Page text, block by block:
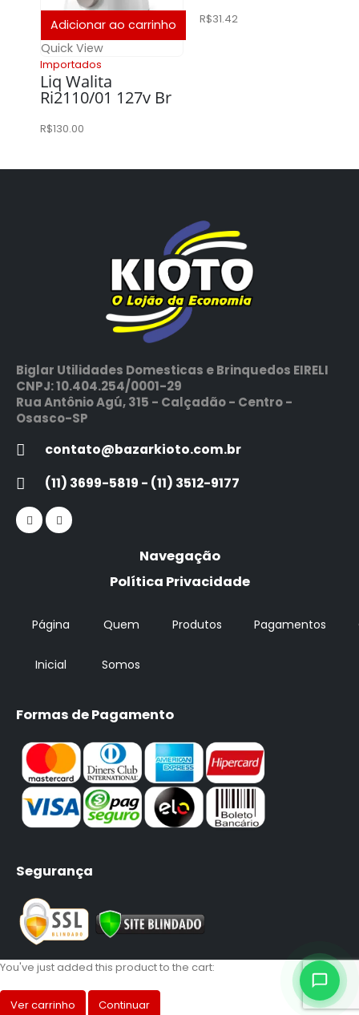
Adicionar ao carrinho
Quick View
Importados
Liq Walita
Ri2110/01 127v Br
R$130.00
R$31.42
Biglar Utilidades Domesticas e Brinquedos EIRELI
CNPJ: 10.404.254/0001-29
Rua Antônio Agú, 315 - Calçadão - Centro -
Osasco-SP
contato@bazarkioto.com.br
(11) 3699-5819 - (11) 3512-9177
Navegação
Política Privacidade
Página
Inicial
Quem
Somos
Produtos Pagamentos
Formas de Pagamento
Segurança
You've just added this product to the cart:
Ver carrinho Continuar